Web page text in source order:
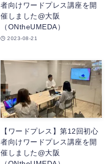
者向けワードプレス講座を開
催しました@大阪
（ONtheUMEDA）
2023-08-21
【ワードプレス】第12回初心
者向けワードプレス講座を開
催しました@大阪